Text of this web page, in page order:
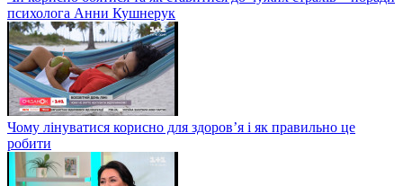
психолога Анни Кушнерук
Чому лінуватися корисно для здоров’я і як правильно це
робити